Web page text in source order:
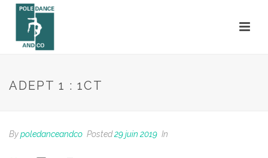
ADEPT 1 : 1CT
Bypoledanceandco Posted29 juin 2019 In